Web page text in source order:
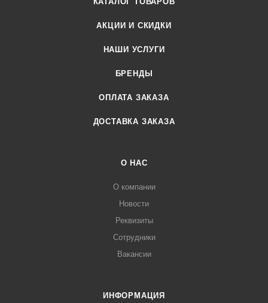
АКЦИИ И СКИДКИ
НАШИ УСЛУГИ
БРЕНДЫ
ОПЛАТА ЗАКАЗА
ДОСТАВКА ЗАКАЗА
О НАС
О компании
Новости
Реквизиты
Сотрудники
Вакансии
ИНФОРМАЦИЯ